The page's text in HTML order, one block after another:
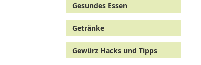
Gesundes Essen
Getränke
Gewürz Hacks und Tipps